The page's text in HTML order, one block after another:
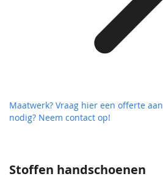
Stoffen handschoenen
Maatwerk? Vraag hier een offerte aan
nodig? Neem contact op!